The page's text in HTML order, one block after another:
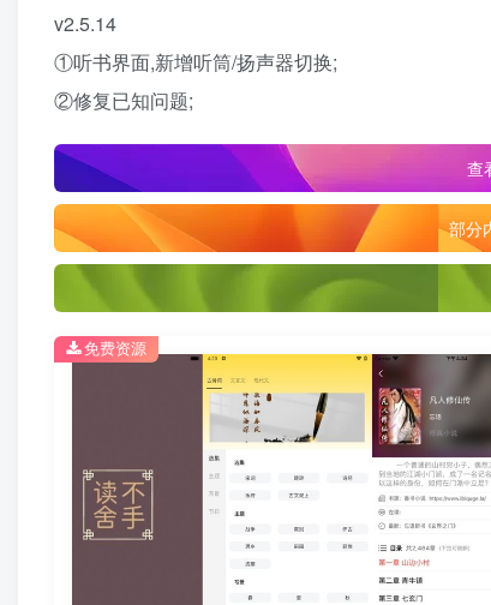
v2.5.14
①听书界面,新增听筒/扬声器切换;
②修复已知问题;
查
部分
免费资源